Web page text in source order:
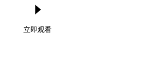
立即观看